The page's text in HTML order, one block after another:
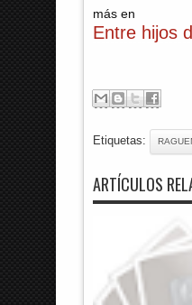
más en
Entre hijos
Etiquetas:
ARTÍCULOS